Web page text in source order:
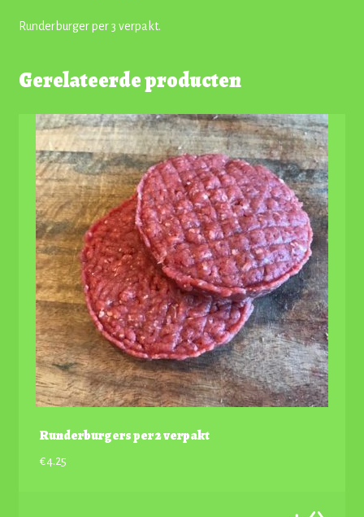
Runderburger per 3 verpakt.
Gerelateerde producten
Runderburgers per 2 verpakt
€4.25